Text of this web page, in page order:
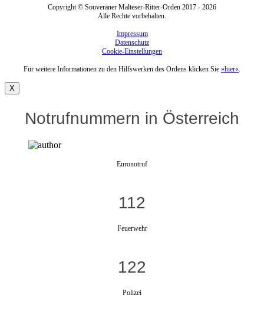
Copyright © Souveräner Malteser-Ritter-Orden 2017 - 2026
Alle Rechte vorbehalten.
Impressum
Datenschutz
Cookie-Einstellungen
Für weitere Informationen zu den Hilfswerken des Ordens klicken Sie »hier«
X
Notrufnummern in Österreich
Euronotruf
112
Feuerwehr
122
Polizei